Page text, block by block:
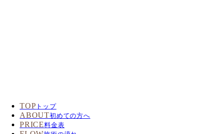
TOP トップ
ABOUT初めての方へ
PRICE料金表